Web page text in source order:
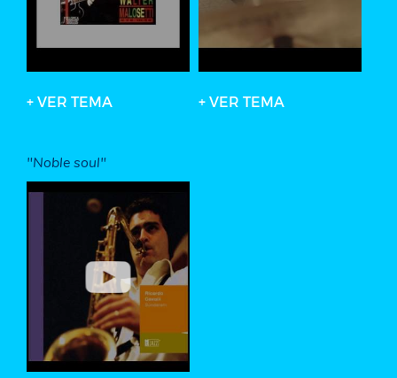
+ VER TEMA + VER TEMA
"Noble soul"